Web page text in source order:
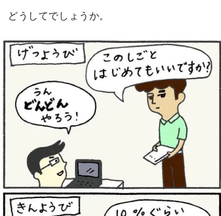
どうしてでしょうか。